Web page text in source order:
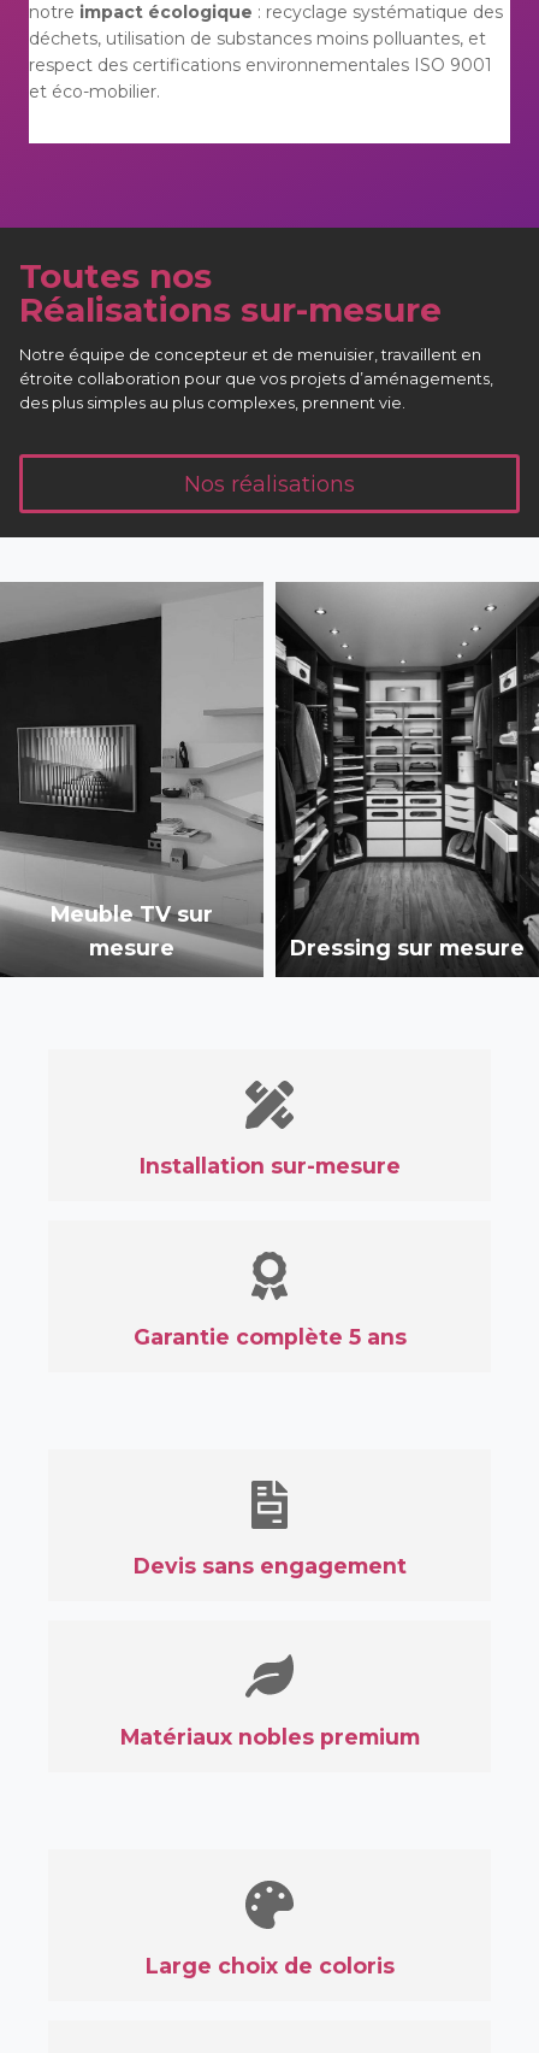
notre impact écologique : recyclage systématique des
déchets, utilisation de substances moins polluantes, et
respect des certifications environnementales ISO 9001
et éco-mobilier.
Toutes nos
Réalisations sur-mesure
Notre équipe de concepteur et de menuisier, travaillent en
étroite collaboration pour que vos projets d’aménagements,
des plus simples au plus complexes, prennent vie.
Nos réalisations
Meuble TV sur
mesure
Dressing sur mesure
Installation sur-mesure
Garantie complète 5 ans
Devis sans engagement
Matériaux nobles premium
Large choix de coloris